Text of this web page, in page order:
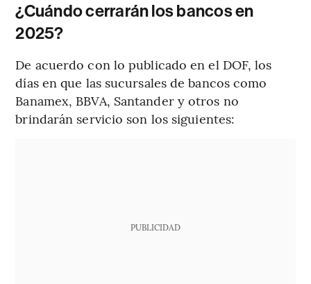
¿Cuándo cerrarán los bancos en
2025?
De acuerdo con lo publicado en el DOF, los
días en que las sucursales de bancos como
Banamex, BBVA, Santander y otros no
brindarán servicio son los siguientes:
PUBLICIDAD